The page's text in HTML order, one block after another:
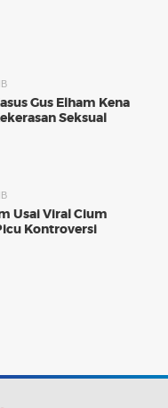
Gus Elham Kena
Seksual
Usai Viral Cium
Kontroversi